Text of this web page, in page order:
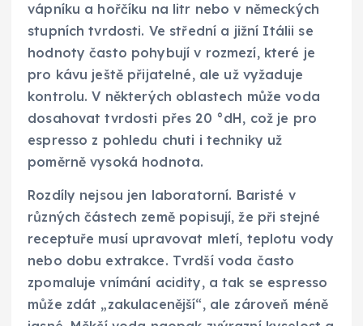
vápníku a hořčíku na litr nebo v německých
stupních tvrdosti. Ve střední a jižní Itálii se
hodnoty často pohybují v rozmezí, které je
pro kávu ještě přijatelné, ale už vyžaduje
kontrolu. V některých oblastech může voda
dosahovat tvrdosti přes 20 °dH, což je pro
espresso z pohledu chuti i techniky už
poměrně vysoká hodnota.
Rozdíly nejsou jen laboratorní. Baristé v
různých částech země popisují, že při stejné
receptuře musí upravovat mletí, teplotu vody
nebo dobu extrakce. Tvrdší voda často
zpomaluje vnímání acidity, a tak se espresso
může zdát „zakulacenější“, ale zároveň méně